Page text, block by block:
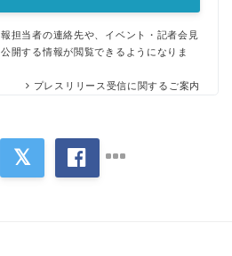
担当者の連絡先や、イベント・記者会見
開する情報が閲覧できるようになりま
プレスリリース受信に関するご案内